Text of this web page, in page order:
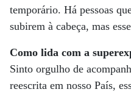
temporário. Há pessoas
subirem à cabeça, mas
Como lida com a
Sinto orgulho de
reescrita em nosso País,